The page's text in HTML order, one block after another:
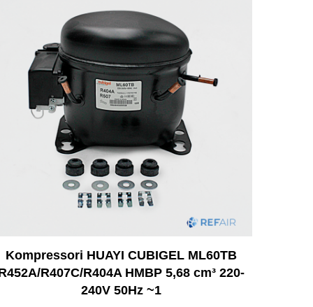
Kompressori HUAYI CUBIGEL ML60TB
R407C/R404A HMBP 5,68 cm³ 220-
240V 50Hz ~1